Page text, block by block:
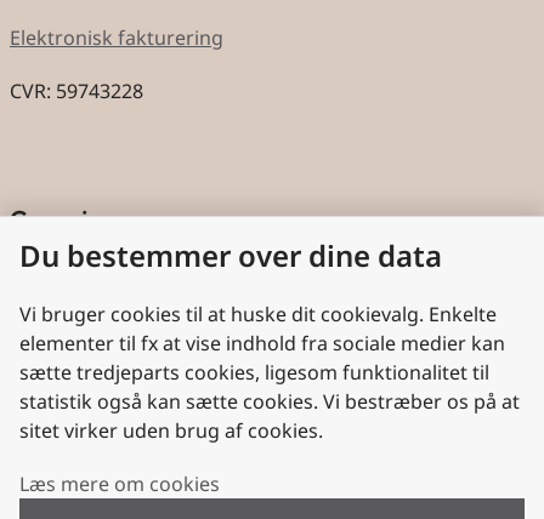
Elektronisk fakturering
CVR: 59743228
Genveje
Cookies
Aktindsigt
Persondatabeskyttelse
Nyttige links
Plan- og Landdistriktsstyrelsen
Du bestemmer over dine data
Vi bruger cookies til at huske dit cookievalg. Enkelte
elementer til fx at vise indhold fra sociale medier kan
sætte tredjeparts cookies, ligesom funktionalitet til
statistik også kan sætte cookies. Vi bestræber os på at
sitet virker uden brug af cookies.
Læs mere om cookies